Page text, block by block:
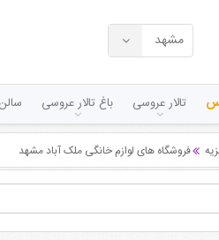
مشهد
تالار عروسی باغ تالار عروسی
فروشگاه های لوازم خانگی ملک آباد مشهد